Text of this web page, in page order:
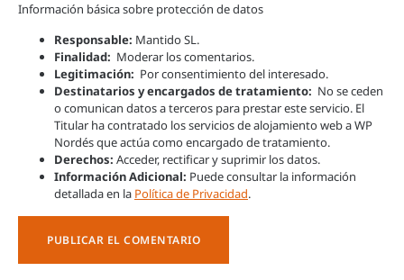
Información básica sobre protección de datos
Responsable: Mantido SL.
Finalidad: Moderar los comentarios.
Legitimación: Por consentimiento del interesado.
Destinatarios y encargados de tratamiento: No se ceden
o comunican datos a terceros para prestar este servicio. El
Titular ha contratado los servicios de alojamiento web a WP
Nordés que actúa como encargado de tratamiento.
Derechos: Acceder, rectificar y suprimir los datos.
Información Adicional: Puede consultar la información
detallada en la Política de Privacidad.